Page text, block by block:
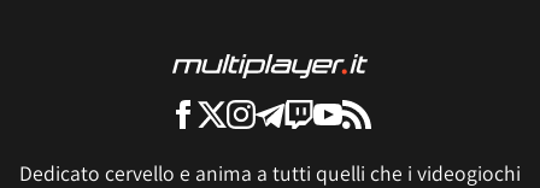
Dedicato cervello e anima a tutti quelli che i videogiochi